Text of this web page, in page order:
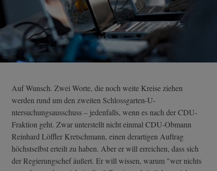
Auf Wunsch. Zwei Worte, die noch weite Kreise ziehen
werden rund um den zweiten Schlossgarten-U­
ntersuchungsaus­schuss – jedenfalls, wenn es nach der CDU-
Fraktion geht. Zwar unterstellt nicht einmal CDU-Obmann
Reinhard Löffler Kretschmann, einen derartigen Auftrag
höchstselbst erteilt zu haben. Aber er will erreichen, dass sich
der Regierungschef äußert. Er will wissen, warum "wer nichts